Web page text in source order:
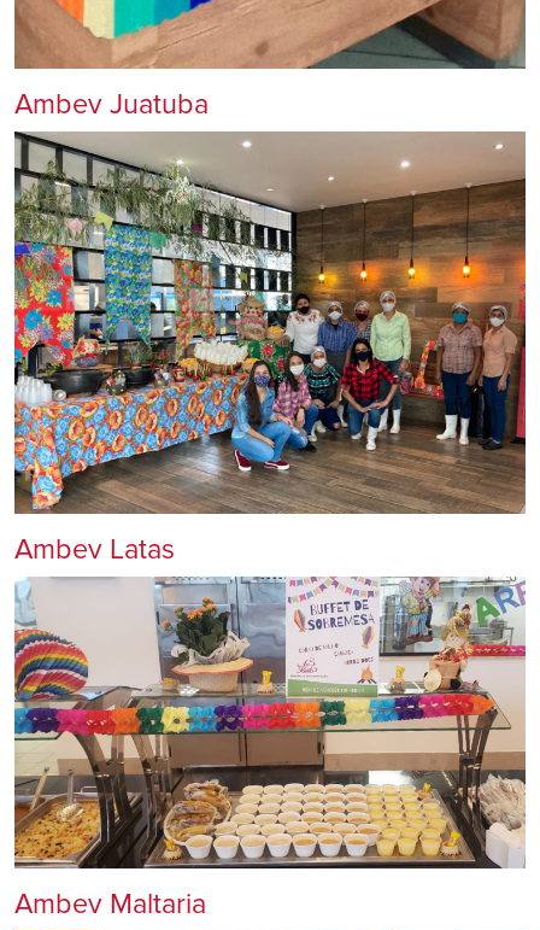
Ambev Juatuba
Ambev Latas
Ambev Maltaria